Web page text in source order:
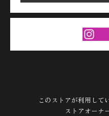
このストアが利用して
ストアオーナ